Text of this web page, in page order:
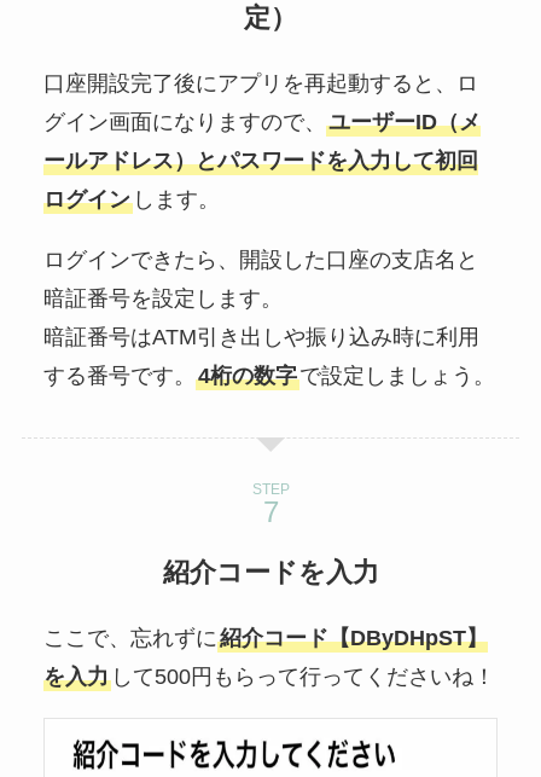
定）
口座開設完了後にアプリを再起動すると、ロ
グイン画面になりますので、 ユーザーID（メ
ールアドレス）とパスワードを入力して初回
ログインします。
ログインできたら、開設した口座の支店名と
暗証番号を設定します。
暗証番号はATM引き出しや振り込み時に利用
する番号です。 4桁の数字で設定しましょう。
STEP
紹介コードを入力
ここで、忘れずに紹介コード【DByDHpST】
を入力して500円もらって行ってくださいね！